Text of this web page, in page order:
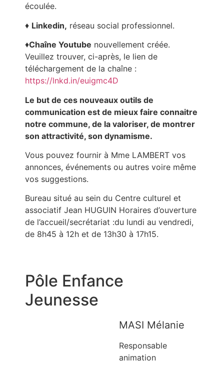
écoulée.
♦ Linkedin, réseau social professionnel.
♦Chaîne Youtube nouvellement créée.
Veuillez trouver, ci-après, le lien de
téléchargement de la chaîne :
https://lnkd.in/euigmc4D
Le but de ces nouveaux outils de
communication est de mieux faire connaitre
notre commune, de la valoriser, de montrer
son attractivité, son dynamisme.
Vous pouvez fournir à Mme LAMBERT vos
annonces, événements ou autres voire même
vos suggestions.
Bureau situé au sein du Centre culturel et
associatif Jean HUGUIN Horaires d’ouverture
de l’accueil/secrétariat :du lundi au vendredi,
de 8h45 à 12h et de 13h30 à 17h15.
Pôle Enfance
Jeunesse
MASI Mélanie
Responsable
animation